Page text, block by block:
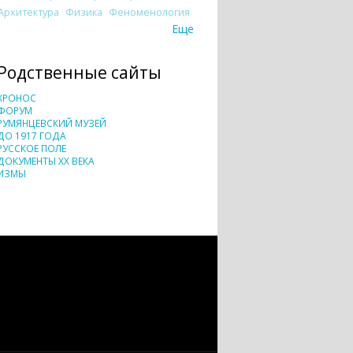
Физика Феноменология
Еще
сайты
МУЗЕЙ
1917 ГОДА
ПОЛЕ
XX ВЕКА